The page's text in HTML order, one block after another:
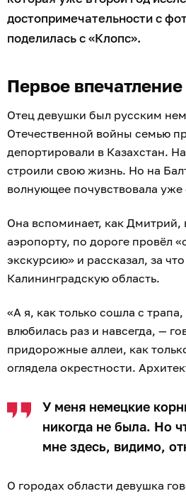
достопримечательности с
поделилась с «Клопс».
Первое впечатление
Отец девушки был русским
Отечественной войны семью
депортировали в Казахстан.
строили свою жизнь. Но на
волнующее почувствовала
Она вспоминает, как Дмитрий,
аэропорту, по дороге провёл
экскурсию» и рассказал, за
Калининградскую область.
«А я, как только сошла с
влюбилась раз и навсегда, —
придорожные аллеи, как
оглядела окрестности.
У меня немецкие
никогда не была. Но
мне здесь, видимо,
О городах области девушка